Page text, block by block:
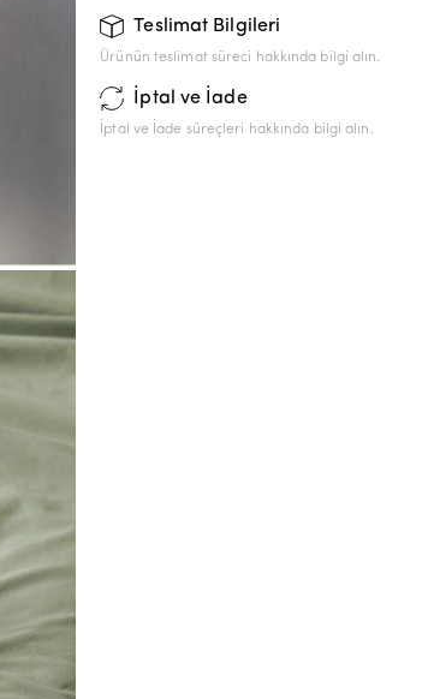
Teslimat Bilgileri
Ürünün teslimat süreci hakkında bilgi alın.
İptal ve İade
İptal ve İade süreçleri hakkında bilgi alın.